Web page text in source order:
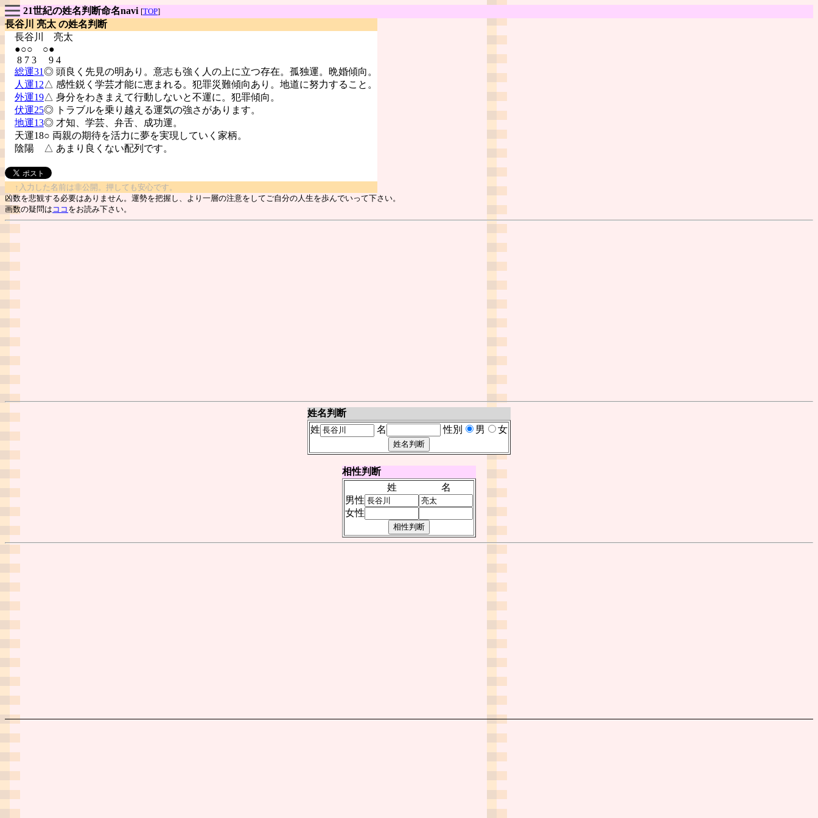
21世紀の姓名判断命名navi [TOP]
長谷川 亮太 の姓名判断
長谷川 亮太
●○○ ○●
8 7 3 9 4
総運31◎ 頭良く先見の明あり。意志も強く人の上に立つ存在。孤独運。晩婚傾向。
人運12△ 感性鋭く学芸才能に恵まれる。犯罪災難傾向あり。地道に努力すること。
外運19△ 身分をわきまえて行動しないと不運に。犯罪傾向。
伏運25◎ トラブルを乗り越える運気の強さがあります。
地運13◎ 才知、学芸、弁舌、成功運。
天運18○ 両親の期待を活力に夢を実現していく家柄。
陰陽
△ あまり良くない配列です。
↑入力した名前は非公開。押しても安心です。
凶数を悲観する必要はありません。運勢を把握し、より一層の注意をしてご自分の人生を歩んでいって下さい。
画数の疑問は ココ をお読み下さい。
姓名判断
姓
名 性別 男 女
相性判断
姓
名
男性
女性